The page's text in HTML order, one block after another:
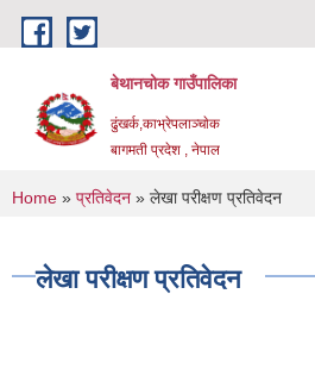
Skip to main content
बेथानचोक गाउँपालिका
ढुंखर्क,काभ्रेपलाञ्चाेक
बागमती प्रदेश , नेपाल
You are here
Home » प्रतिवेदन » लेखा परीक्षण प्रतिवेदन
लेखा परीक्षण प्रतिवेदन